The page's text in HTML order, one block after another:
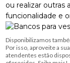
ou realizar outras
funcionalidade e
Disponibilizamos
Por isso, aproveite a
atendentes estão